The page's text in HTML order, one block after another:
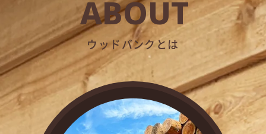
ABOUT
ウッドバンクとは